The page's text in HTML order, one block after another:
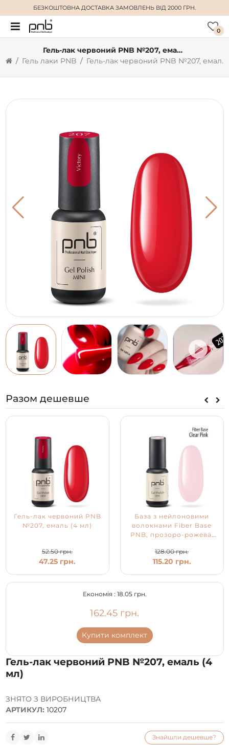
БЕЗКОШТОВНА ДОСТАВКА ЗАМОВЛЕНЬ ВІД 2000 ГРН.
0
Гель-лак червоний PNB №207, емаль (4 мл)
Гель лаки PNB
Гель-лак червоний PNB №207, емаль (4 мл)
Гель-лак червоний PNB №207, емаль (4
мл)
ЗНЯТО З ВИРОБНИЦТВА
АРТИКУЛ: 10207
Знайшли дешевше?
Разом дешевше
Гель-лак червоний PNB
№207, емаль (4 мл)
52.50 грн.
47.25 грн.
База з нейлоновими
волокнами Fiber Base
PNB, прозоро-рожева,
128.00 грн.
115.20 грн.
Економія : 18.05 грн.
162.45 грн.
Купити комплект